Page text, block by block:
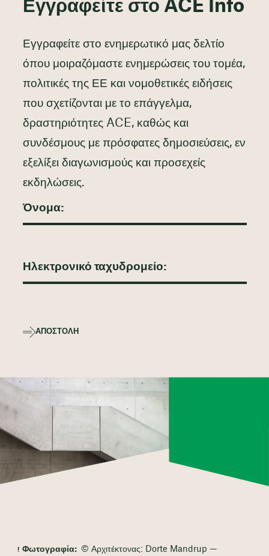
Εγγραφείτε στο ACE Info
Εγγραφείτε στο ενημερωτικό μας δελτίο
όπου μοιραζόμαστε ενημερώσεις του τομέα,
πολιτικές της ΕΕ και νομοθετικές ειδήσεις
που σχετίζονται με το επάγγελμα,
δραστηριότητες ACE, καθώς και
συνδέσμους με πρόσφατες δημοσιεύσεις, εν
εξελίξει διαγωνισμούς και προσεχείς
εκδηλώσεις.
ΑΠΟΣΤΟΛΉ
Φωτογραφία: © Αρχιτέκτονας: Dorte Mandrup —